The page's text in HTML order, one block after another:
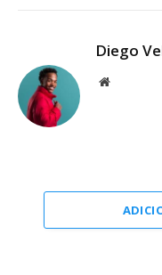
Diego
Website